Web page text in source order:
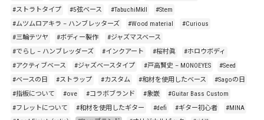
#ストラトタイプ
#5弦ベース #TabuchiMkII
#Stem
#ムツムロアキラ – ハンブレッターズ
#Wood material
#Curious
#三輪テツヤ
#ボディー製作
#ジャズマスベース
#でらし – ハンブレッダーズ
#インクアート #桜村眞
#ホロウボディ
#アクティブベース
#ジャズベースタイプ #戸高賢史 – MONOEYES
#Seed
#ベースの日
#ストラップ #カスタム #和材を使用したベース
#Sagoの日
#指板について
#ove #コラボブランド #象嵌
#Guitar Bass Custom
#フレットについて
#和材を使用したギター #defi #ギター初心者
#MINA